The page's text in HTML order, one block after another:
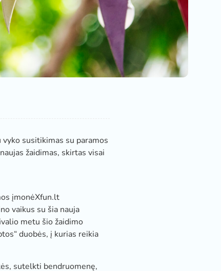
susitikimas su paramos
žaidimas, skirtas visai
įmonėXfun.lt
vaikus su šia nauja
metu šio žaidimo
duobės, į kurias reikia
sutelkti bendruomenę,